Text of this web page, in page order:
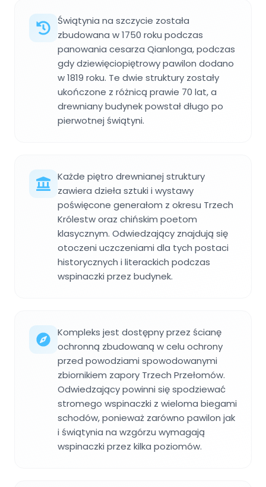
Świątynia na szczycie została
zbudowana w 1750 roku podczas
panowania cesarza Qianlonga, podczas
gdy dziewięciopiętrowy pawilon dodano
w 1819 roku. Te dwie struktury zostały
ukończone z różnicą prawie 70 lat, a
drewniany budynek powstał długo po
pierwotnej świątyni.
Każde piętro drewnianej struktury
zawiera dzieła sztuki i wystawy
poświęcone generałom z okresu Trzech
Królestw oraz chińskim poetom
klasycznym. Odwiedzający znajdują się
otoczeni uczczeniami dla tych postaci
historycznych i literackich podczas
wspinaczki przez budynek.
Kompleks jest dostępny przez ścianę
ochronną zbudowaną w celu ochrony
przed powodziami spowodowanymi
zbiornikiem zapory Trzech Przełomów.
Odwiedzający powinni się spodziewać
stromego wspinaczki z wieloma biegami
schodów, ponieważ zarówno pawilon jak
i świątynia na wzgórzu wymagają
wspinaczki przez kilka poziomów.